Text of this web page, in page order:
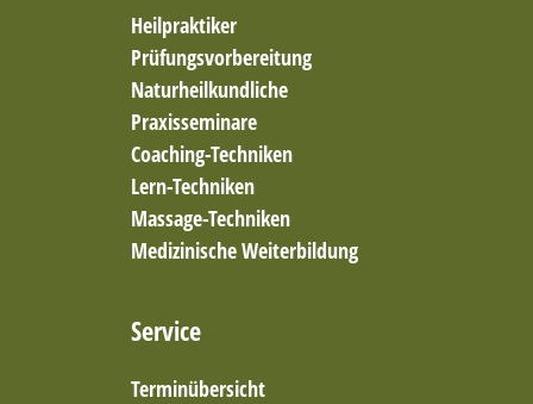
Heilpraktiker
Prüfungsvorbereitung
Naturheilkundliche
Praxisseminare
Coaching-Techniken
Lern-Techniken
Massage-Techniken
Medizinische Weiterbildung
Service
Terminübersicht